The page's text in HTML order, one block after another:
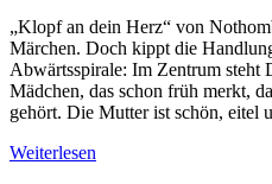
„Klopf an dein Herz“ von
Märchen. Doch kippt die
Abwärtsspirale: Im Zentrum steht
Mädchen, das schon früh merkt,
gehört. Die Mutter ist schön,
Weiterlesen